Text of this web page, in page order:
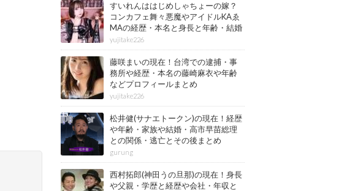
すいれんははじめしゃちょーの嫁？
コンカフェ舞々悪魔やアイドルKAゑ
MAの経歴・本名と身長と年齢・結婚
情報もまとめ
yujitake226
藤咲まいの現在！台湾での逮捕・事
務所や経歴・本名の藤崎麻衣や年齢
などプロフィールまとめ
yujitake226
松井健(サナエトークン)の現在！経歴
や年齢・家族や結婚・高市早苗総理
との関係・逃亡とその後まとめ
gurung
西村拓郎(神田うの旦那)の現在！身長
や父親・学歴と経歴や会社・年収と